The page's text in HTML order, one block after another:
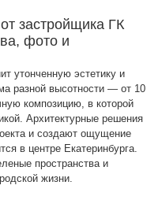
застройщика ГК
фото и
утонченную эстетику и
разной высотности — от 10
композицию, в которой
Архитектурные решения
и создают ощущение
в центре Екатеринбурга.
пространства и
жизни.